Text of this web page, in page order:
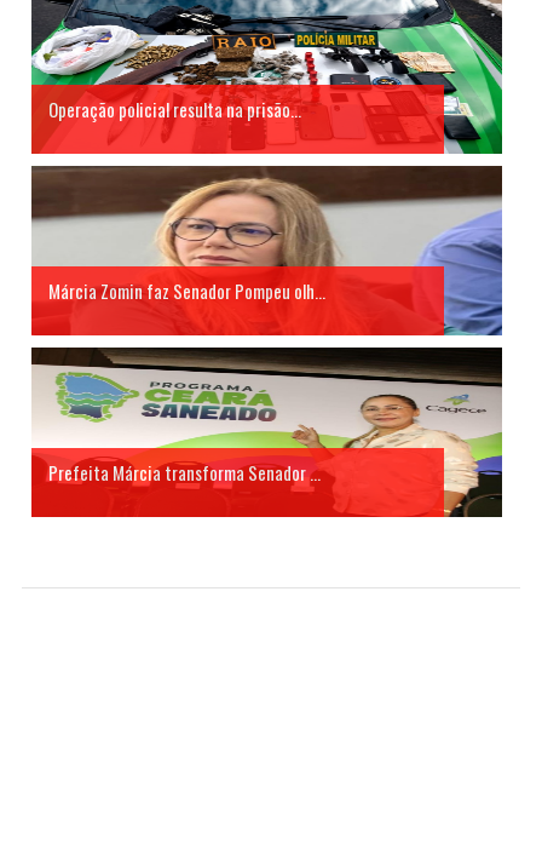
Operação policial resulta na prisão...
Márcia Zomin faz Senador Pompeu olh...
Prefeita Márcia transforma Senador ...